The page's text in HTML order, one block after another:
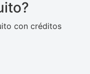
con créditos